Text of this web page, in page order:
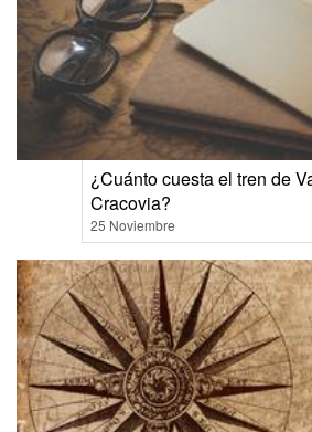
¿Cuánto cuesta el tren de
Cracovia?
25 Noviembre